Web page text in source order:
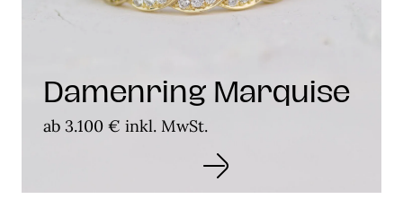
Damenring Marquise
ab 3.100 € inkl. MwSt.